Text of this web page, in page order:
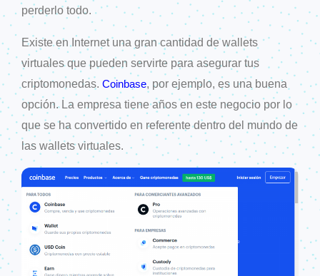
perderlo todo.
Existe en Internet una gran cantidad de wallets
virtuales que pueden servirte para asegurar tus
criptomonedas. Coinbase, por ejemplo, es una buena
opción. La empresa tiene años en este negocio por lo
que se ha convertido en referente dentro del mundo de
las wallets virtuales.